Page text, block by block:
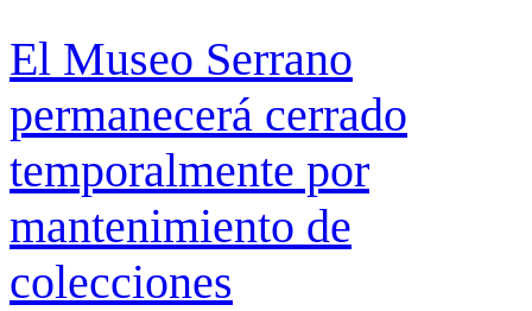
El Museo Serrano
permanecerá cerrado
temporalmente por
mantenimiento de
colecciones